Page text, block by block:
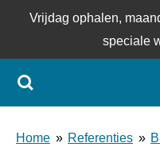
de
hoofdinhoud
Vrijdag ophalen,
speciale
Home » Referenties »